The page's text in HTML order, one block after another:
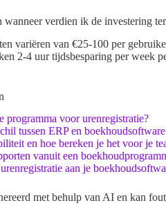
wanneer verdien ik de investering
variëren van €25-100 per
2-4 uur tijdsbesparing per week
programma voor urenregistratie?
tussen ERP en
en hoe bereken je het voor je
vanuit een
aan je
met behulp van AI en kan